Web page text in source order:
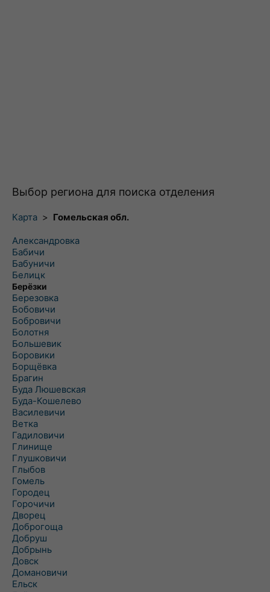
Выбор региона для поиска отделения
Карта > Гомельская обл.
Александровка
Бабичи
Бабуничи
Белицк
Берёзки
Березовка
Бобовичи
Бобровичи
Болотня
Большевик
Боровики
Борщёвка
Брагин
Буда Люшевская
Буда-Кошелево
Василевичи
Ветка
Гадиловичи
Глинище
Глушковичи
Глыбов
Гомель
Городец
Горочичи
Дворец
Доброгоща
Добруш
Добрынь
Довск
Домановичи
Ельск